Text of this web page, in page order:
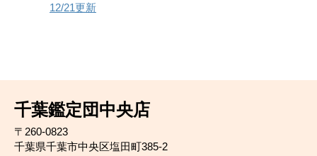
12/21更新
千葉鑑定団中央店
〒260-0823
千葉県千葉市中央区塩田町385-2